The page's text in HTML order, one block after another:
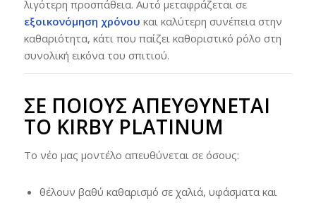
λιγότερη προσπάθεια. Αυτό μεταφράζεται σε
εξοικονόμηση χρόνου και καλύτερη συνέπεια στην
καθαριότητα, κάτι που παίζει καθοριστικό ρόλο στη
συνολική εικόνα του σπιτιού.
ΣΕ ΠΟΙΟΥΣ ΑΠΕΥΘΎΝΕΤΑΙ
ΤΟ KIRBY PLATINUM
Το νέο μας μοντέλο απευθύνεται σε όσους:
θέλουν βαθύ καθαρισμό σε χαλιά, υφάσματα και